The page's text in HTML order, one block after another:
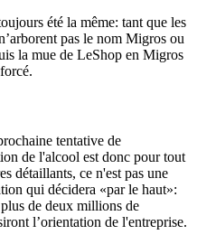
été la même: tant que les
pas le nom Migros ou
la mue de LeShop en Migros
tentative de
de l'alcool est donc pour tout
détaillants, ce n'est pas une
qui décidera «par le haut»:
de deux millions de
l’orientation de l'entreprise.